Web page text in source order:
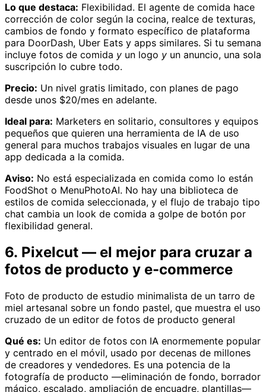
Lo que destaca: Flexibilidad. El agente de comida hace
corrección de color según la cocina, realce de texturas,
cambios de fondo y formato específico de plataforma
para DoorDash, Uber Eats y apps similares. Si tu semana
incluye fotos de comida y un logo y un anuncio, una sola
suscripción lo cubre todo.
Precio: Un nivel gratis limitado, con planes de pago
desde unos $20/mes en adelante.
Ideal para: Marketers en solitario, consultores y equipos
pequeños que quieren una herramienta de IA de uso
general para muchos trabajos visuales en lugar de una
app dedicada a la comida.
Aviso: No está especializada en comida como lo están
FoodShot o MenuPhotoAI. No hay una biblioteca de
estilos de comida seleccionada, y el flujo de trabajo tipo
chat cambia un look de comida a golpe de botón por
flexibilidad general.
6. Pixelcut — el mejor para cruzar a
fotos de producto y e-commerce
Foto de producto de estudio minimalista de un tarro de
miel artesanal sobre un fondo pastel, que muestra el uso
cruzado de un editor de fotos de producto general
Qué es: Un editor de fotos con IA enormemente popular
y centrado en el móvil, usado por decenas de millones
de creadores y vendedores. Es una potencia de la
fotografía de producto —eliminación de fondo, borrador
mágico, escalado, ampliación de encuadre, plantillas—